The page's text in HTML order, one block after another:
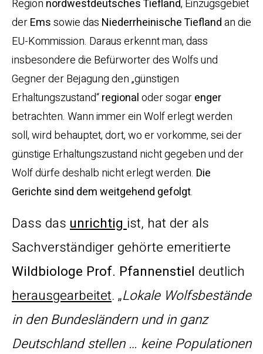
Region nordwestdeutsches Tiefland, Einzugsgebiet
derEmssowie das Niederrheinische Tieflandan die
EU-Kommission. Daraus erkennt man, dass
insbesondere die Befürworter des Wolfs und
Gegner der Bejagung den „günstigen
Erhaltungszustand“regionaloder sogarenger
betrachten. Wann immer ein Wolf erlegt werden
soll, wird behauptet, dort, wo er vorkomme, sei der
günstige Erhaltungszustand nicht gegeben und der
Wolf dürfe deshalb nicht erlegt werden. Die
Gerichte sind dem weitgehend gefolgt.
Dass das unrichtig ist, hat der als
Sachverständiger gehörte emeritierte
Wildbiologe Prof. Pfannenstiel deutlich
herausgearbeitet. „Lokale Wolfsbestände
in den Bundesländern und in ganz
Deutschland stellen … keine Populationen